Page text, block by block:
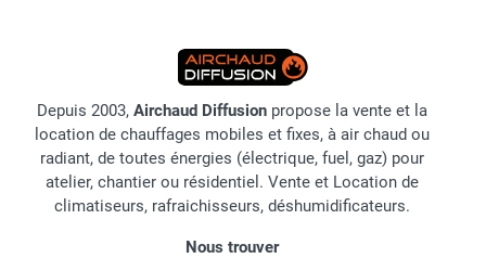
Depuis 2003, Airchaud Diffusion propose la vente et la
location de chauffages mobiles et fixes, à air chaud ou
radiant, de toutes énergies (électrique, fuel, gaz) pour
atelier, chantier ou résidentiel. Vente et Location de
climatiseurs, rafraichisseurs, déshumidificateurs.
Nous trouver